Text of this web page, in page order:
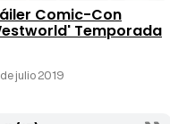
Comic-Con
Temporada
julio 2019